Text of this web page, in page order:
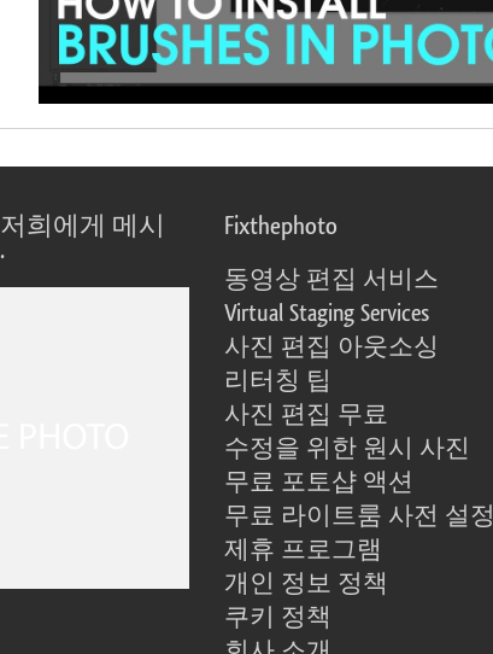
희에게 메시
Fixthephoto
동영상 편집 서비스
Virtual Staging Services
사진 편집 아웃소싱
리터칭 팁
사진 편집 무료
수정을 위한 원시 사진
무료 포토샵 액션
무료 라이트룸 사전 설정
제휴 프로그램
개인 정보 정책
쿠키 정책